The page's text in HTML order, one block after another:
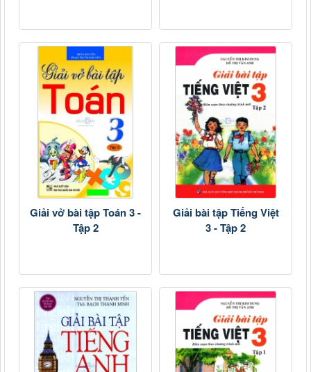
Giải vở bài tập Toán 3 -
Tập 2
Giải bài tập Tiếng Việt
3 - Tập 2